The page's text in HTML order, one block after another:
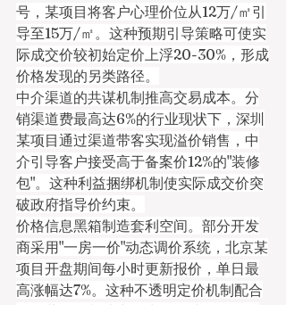
号，某项目将客户心理价位从12万/㎡引
导至15万/㎡。这种预期引导策略可使实
际成交价较初始定价上浮20-30%，形成
价格发现的另类路径。
中介渠道的共谋机制推高交易成本。分
销渠道费最高达6%的行业现状下，深圳
某项目通过渠道带客实现溢价销售，中
介引导客户接受高于备案价12%的"装修
包"。这种利益捆绑机制使实际成交价突
破政府指导价约束。
价格信息黑箱制造套利空间。部分开发
商采用"一房一价"动态调价系统，北京某
项目开盘期间每小时更新报价，单日最
高涨幅达7%。这种不透明定价机制配合
饥饿营销，制造出人为的稀缺性幻觉。